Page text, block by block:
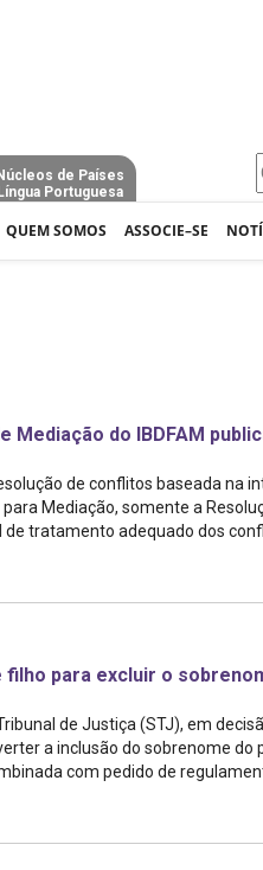
de Países
Língua Portuguesa
QUEM SOMOS ASSOCIE–SE
Mediação do IBDFAM
de conflitos baseada na
Mediação, somente a
tratamento adequado dos
filho para excluir o
de Justiça (STJ), em
a inclusão do sobrenome
com pedido de